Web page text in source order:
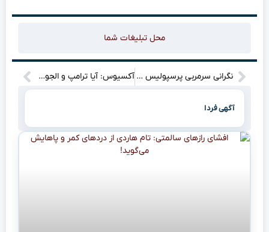
محل تبلیغات شما
نگرانی سرمربی پرسپولیس از فعالیت‌های نقل و انتقالاتی باشگاه: چه اتفاقی در حال رخ دادن است؟ آکسیوس: آیا ترامپ و الجولانی فردا با یکدیگر دیدار می‌کنند؟ جزییات این ملاقات چه خواهد بود؟
آگهی فردا